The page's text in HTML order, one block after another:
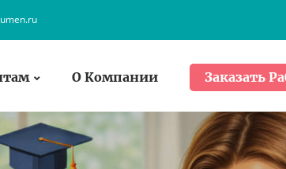
О Компании Заказать